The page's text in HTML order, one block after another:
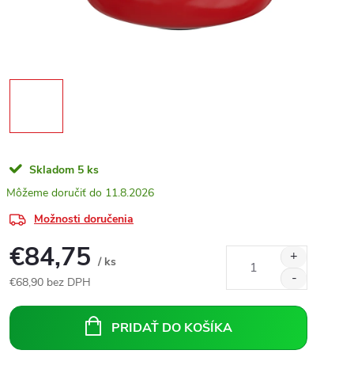
Skladom 5 ks
11.8.2026
Možnosti doručenia
€84,75 / ks
€68,90 bez DPH
cena:
PRIDAŤ DO KOŠÍKA